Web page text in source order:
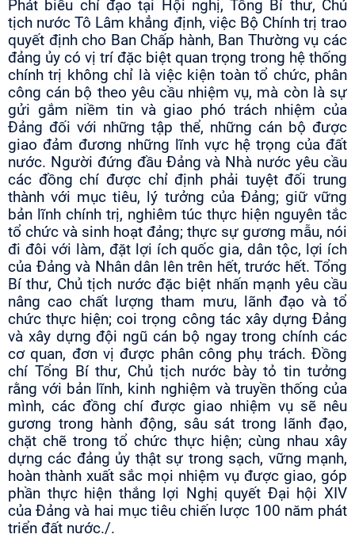
Phát biểu chỉ đạo tại Hội nghị, Tổng Bí thư, Chủ
tịch nước Tô Lâm khẳng định, việc Bộ Chính trị trao
quyết định cho Ban Chấp hành, Ban Thường vụ các
đảng ủy có vị trí đặc biệt quan trọng trong hệ thống
chính trị không chỉ là việc kiện toàn tổ chức, phân
công cán bộ theo yêu cầu nhiệm vụ, mà còn là sự
gửi gắm niềm tin và giao phó trách nhiệm của
Đảng đối với những tập thể, những cán bộ được
giao đảm đương những lĩnh vực hệ trọng của đất
nước. Người đứng đầu Đảng và Nhà nước yêu cầu
các đồng chí được chỉ định phải tuyệt đối trung
thành với mục tiêu, lý tưởng của Đảng; giữ vững
bản lĩnh chính trị, nghiêm túc thực hiện nguyên tắc
tổ chức và sinh hoạt đảng; thực sự gương mẫu, nói
đi đôi với làm, đặt lợi ích quốc gia, dân tộc, lợi ích
của Đảng và Nhân dân lên trên hết, trước hết. Tổng
Bí thư, Chủ tịch nước đặc biệt nhấn mạnh yêu cầu
nâng cao chất lượng tham mưu, lãnh đạo và tổ
chức thực hiện; coi trọng công tác xây dựng Đảng
và xây dựng đội ngũ cán bộ ngay trong chính các
cơ quan, đơn vị được phân công phụ trách. Đồng
chí Tổng Bí thư, Chủ tịch nước bày tỏ tin tưởng
rằng với bản lĩnh, kinh nghiệm và truyền thống của
mình, các đồng chí được giao nhiệm vụ sẽ nêu
gương trong hành động, sâu sát trong lãnh đạo,
chặt chẽ trong tổ chức thực hiện; cùng nhau xây
dựng các đảng ủy thật sự trong sạch, vững mạnh,
hoàn thành xuất sắc mọi nhiệm vụ được giao, góp
phần thực hiện thắng lợi Nghị quyết Đại hội XIV
của Đảng và hai mục tiêu chiến lược 100 năm phát
triển đất nước./.